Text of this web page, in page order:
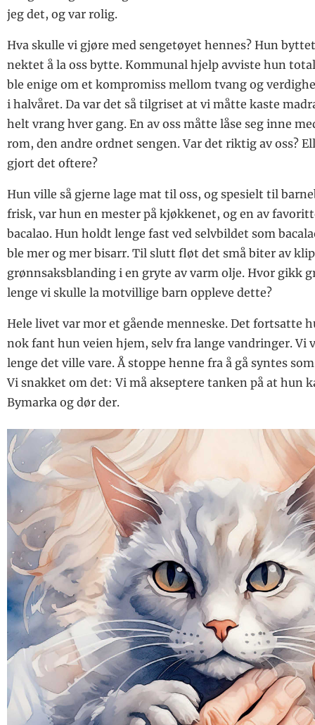
jeg det, og var rolig.
Hva skulle vi gjøre med sengetøyet hennes? Hun
nektet å la oss bytte. Kommunal hjelp avviste hun
ble enige om et kompromiss mellom tvang og
i halvåret. Da var det så tilgriset at vi måtte kaste
helt vrang hver gang. En av oss måtte låse seg inne
rom, den andre ordnet sengen. Var det riktig av oss?
gjort det oftere?
Hun ville så gjerne lage mat til oss, og spesielt til
frisk, var hun en mester på kjøkkenet, og en av
bacalao. Hun holdt lenge fast ved selvbildet som
ble mer og mer bisarr. Til slutt fløt det små biter av
grønnsaksblanding i en gryte av varm olje. Hvor gikk
lenge vi skulle la motvillige barn oppleve dette?
Hele livet var mor et gående menneske. Det fortsatte
nok fant hun veien hjem, selv fra lange vandringer. Vi
lenge det ville vare. Å stoppe henne fra å gå syntes
Vi snakket om det: Vi må akseptere tanken på at hun
Bymarka og dør der.